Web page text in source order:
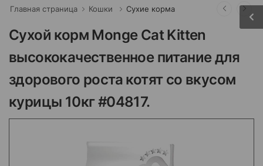
Главная страница Кошки Сухие корма
Сухой корм Monge Cat Kitten
высококачественное питание для
здорового роста котят со вкусом
курицы 10кг #04817.